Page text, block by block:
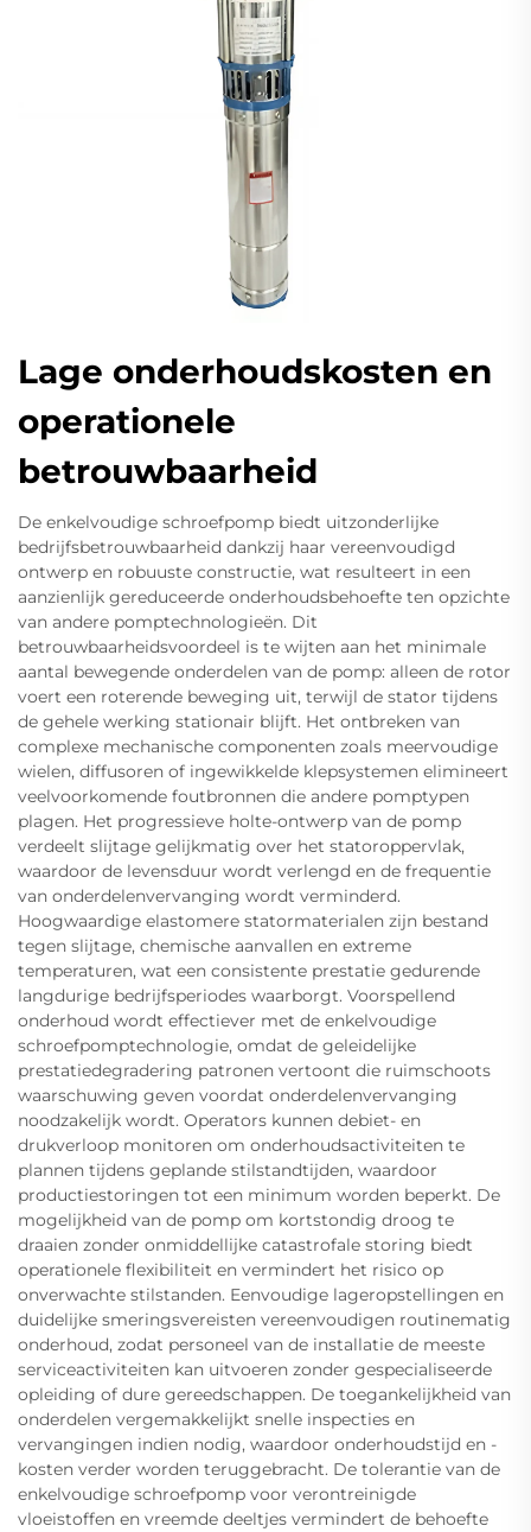
Lage onderhoudskosten en
operationele
betrouwbaarheid
De enkelvoudige schroefpomp biedt uitzonderlijke
bedrijfsbetrouwbaarheid dankzij haar vereenvoudigd
ontwerp en robuuste constructie, wat resulteert in een
aanzienlijk gereduceerde onderhoudsbehoefte ten opzichte
van andere pomptechnologieën. Dit
betrouwbaarheidsvoordeel is te wijten aan het minimale
aantal bewegende onderdelen van de pomp: alleen de rotor
voert een roterende beweging uit, terwijl de stator tijdens
de gehele werking stationair blijft. Het ontbreken van
complexe mechanische componenten zoals meervoudige
wielen, diffusoren of ingewikkelde klepsystemen elimineert
veelvoorkomende foutbronnen die andere pomptypen
plagen. Het progressieve holte-ontwerp van de pomp
verdeelt slijtage gelijkmatig over het statoroppervlak,
waardoor de levensduur wordt verlengd en de frequentie
van onderdelenvervanging wordt verminderd.
Hoogwaardige elastomere statormaterialen zijn bestand
tegen slijtage, chemische aanvallen en extreme
temperaturen, wat een consistente prestatie gedurende
langdurige bedrijfsperiodes waarborgt. Voorspellend
onderhoud wordt effectiever met de enkelvoudige
schroefpomptechnologie, omdat de geleidelijke
prestatiedegradering patronen vertoont die ruimschoots
waarschuwing geven voordat onderdelenvervanging
noodzakelijk wordt. Operators kunnen debiet- en
drukverloop monitoren om onderhoudsactiviteiten te
plannen tijdens geplande stilstandtijden, waardoor
productiestoringen tot een minimum worden beperkt. De
mogelijkheid van de pomp om kortstondig droog te
draaien zonder onmiddellijke catastrofale storing biedt
operationele flexibiliteit en vermindert het risico op
onverwachte stilstanden. Eenvoudige lageropstellingen en
duidelijke smeringsvereisten vereenvoudigen routinematig
onderhoud, zodat personeel van de installatie de meeste
serviceactiviteiten kan uitvoeren zonder gespecialiseerde
opleiding of dure gereedschappen. De toegankelijkheid van
onderdelen vergemakkelijkt snelle inspecties en
vervangingen indien nodig, waardoor onderhoudstijd en -
kosten verder worden teruggebracht. De tolerantie van de
enkelvoudige schroefpomp voor verontreinigde
vloeistoffen en vreemde deeltjes vermindert de behoefte